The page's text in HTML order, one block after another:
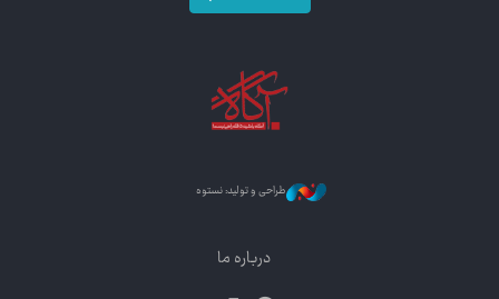
طراحی و تولید: نستوه
درباره ما